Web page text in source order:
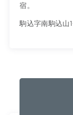
宿。
駒込字南駒込山